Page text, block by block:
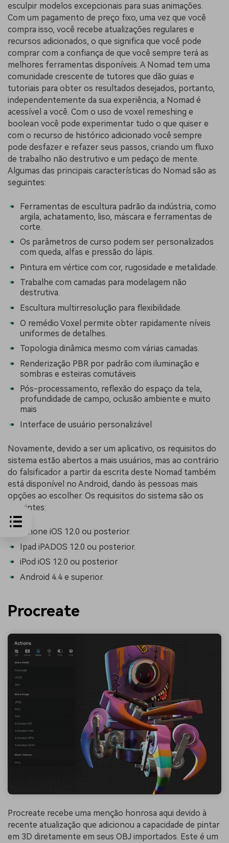
esculpir modelos excepcionais para suas animações.
Com um pagamento de preço fixo, uma vez que você
compra isso, você recebe atualizações regulares e
recursos adicionados, o que significa que você pode
comprar com a confiança de que você sempre terá as
melhores ferramentas disponíveis. A Nomad tem uma
comunidade crescente de tutores que dão guias e
tutoriais para obter os resultados desejados, portanto,
independentemente da sua experiência, a Nomad é
acessível a você. Com o uso de voxel remeshing e
boolean você pode experimentar tudo o que quiser e
com o recurso de histórico adicionado você sempre
pode desfazer e refazer seus passos, criando um fluxo
de trabalho não destrutivo e um pedaço de mente.
Algumas das principais características do Nomad são as
seguintes:
Ferramentas de escultura padrão da indústria, como
argila, achatamento, liso, máscara e ferramentas de
corte.
Os parâmetros de curso podem ser personalizados
com queda, alfas e pressão do lápis.
Pintura em vértice com cor, rugosidade e metalidade.
Trabalhe com camadas para modelagem não
destrutiva.
Escultura multirresolução para flexibilidade.
O remédio Voxel permite obter rapidamente níveis
uniformes de detalhes.
Topologia dinâmica mesmo com várias camadas.
Renderização PBR por padrão com iluminação e
sombras e esteiras comutáveis
Pós-processamento, reflexão do espaço da tela,
profundidade de campo, oclusão ambiente e muito
mais
Interface de usuário personalizável
Novamente, devido a ser um aplicativo, os requisitos do
sistema estão abertos a mais usuários, mas ao contrário
do falsificador a partir da escrita deste Nomad também
está disponível no Android, dando às pessoas mais
opções ao escolher. Os requisitos do sistema são os
seguintes:
Iphone iOS 12.0 ou posterior.
Ipad iPADOS 12.0 ou posterior.
iPod iOS 12.0 ou posterior
Android 4.4 e superior.
Procreate
Procreate recebe uma menção honrosa aqui devido à
recente atualização que adicionou a capacidade de pintar
em 3D diretamente em seus OBJ importados. Este é um